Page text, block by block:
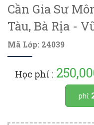
Cần Gia Sư
Tàu, Bà Rịa -
Mã Lớp: 24039
Học phí :
phí: